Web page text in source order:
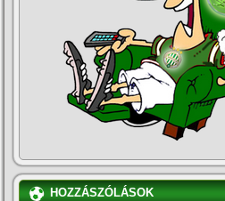
HOZZÁSZÓLÁSOK